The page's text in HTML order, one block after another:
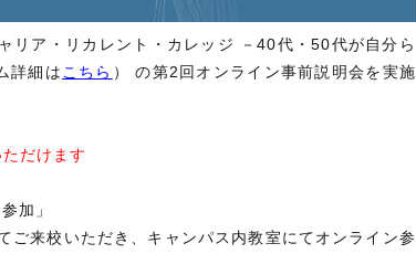
リア・リカレント・カレッジ －40代・50代が自分ら
詳細は こちら ） の第2回オンライン事前説明会を実施
だけます
加」
来校いただき、キャンパス内教室にてオンライン参